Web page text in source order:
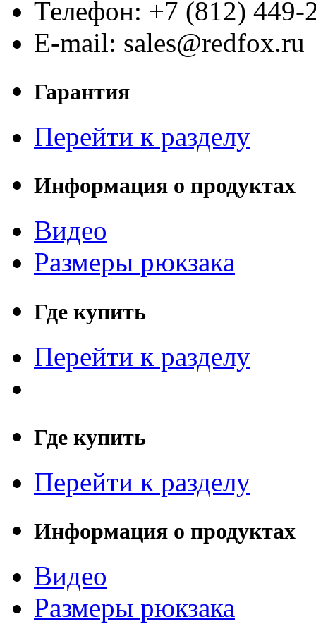
Телефон: +7 (812) 449-
E-mail: sales@redfox.ru
Гарантия
Перейти к разделу
Информация о продуктах
Видео
Размеры рюкзака
Где купить
Перейти к разделу
Где купить
Перейти к разделу
Информация о продуктах
Видео
Размеры рюкзака